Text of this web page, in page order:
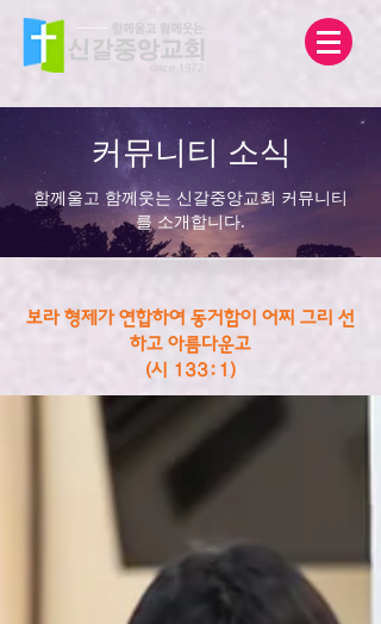
커뮤니티 소식
함께울고 함께웃는 신갈중앙교회 커뮤니티
를 소개합니다.
보라 형제가 연합하여 동거함이 어찌 그리 선
하고 아름다운고
(시 133:1)